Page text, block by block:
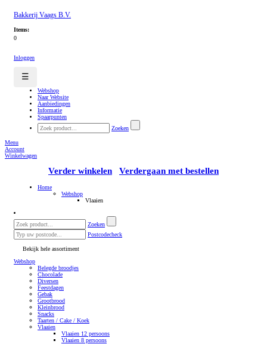
Bakkerij Vaags B.V.
Items:
0
Inloggen
☰
Webshop
Naar Website
Aanbiedingen
Informatie
Spaarpunten
Zoeken
Menu
Account
Winkelwagen
Verder winkelen Verdergaan met bestellen
Home
Webshop
Vlaaien
Zoeken
Postcodecheck
Bekijk hele assortiment
Webshop
Belegde broodjes
Chocolade
Diversen
Feestdagen
Gebak
Grootbrood
Kleinbrood
Snacks
Taarten / Cake / Koek
Vlaaien
Vlaaien 12 persoons
Vlaaien 8 persoons